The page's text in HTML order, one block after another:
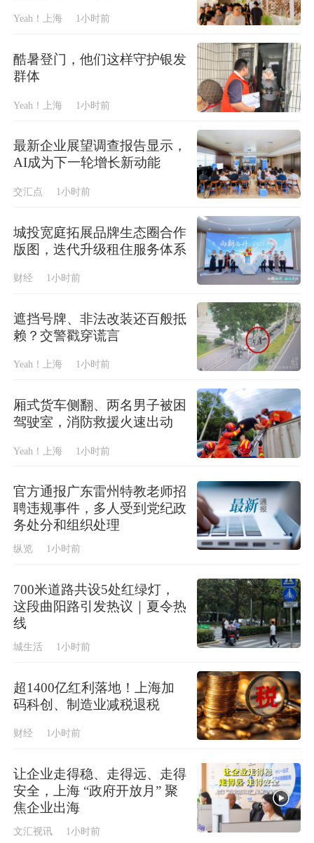
Yeah！上海 1小时前
酷暑登门，他们这样守护银发
群体
Yeah！上海 1小时前
最新企业展望调查报告显示，
AI成为下一轮增长新动能
交汇点 1小时前
城投宽庭拓展品牌生态圈合作
版图，迭代升级租住服务体系
财经 1小时前
遮挡号牌、非法改装还百般抵
赖？交警戳穿谎言
Yeah！上海 1小时前
厢式货车侧翻、两名男子被困
驾驶室，消防救援火速出动
Yeah！上海 1小时前
官方通报广东雷州特教老师招
聘违规事件，多人受到党纪政
务处分和组织处理
纵览 1小时前
700米道路共设5处红绿灯，
这段曲阳路引发热议｜夏令热
线
城生活 1小时前
超1400亿红利落地！上海加
码科创、制造业减税退税
财经 1小时前
让企业走得稳、走得远、走得
安全，上海 “政府开放月” 聚
焦企业出海
文汇视讯 1小时前